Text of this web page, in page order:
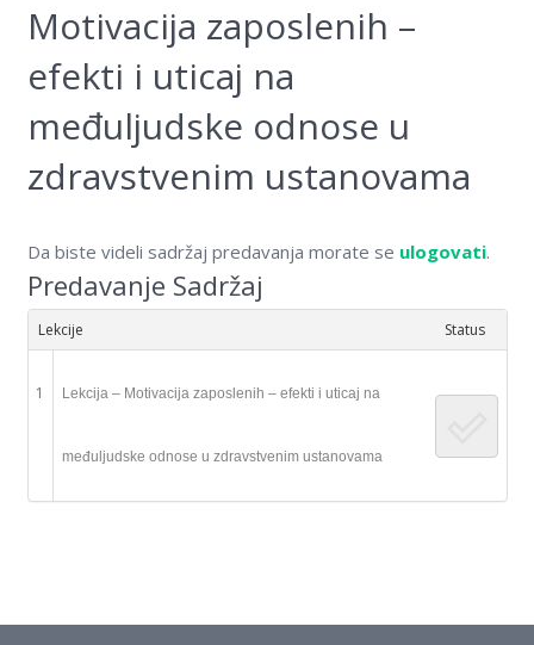
Edukacija
Galerija
Kontakt
Motivacija zaposlenih –
efekti i uticaj na
međuljudske odnose u
zdravstvenim ustanovama
Da biste videli sadržaj predavanja morate se ulogovati.
Predavanje Sadržaj
Lekcije Status
1 Lekcija – Motivacija zaposlenih – efekti i uticaj na
međuljudske odnose u zdravstvenim ustanovama